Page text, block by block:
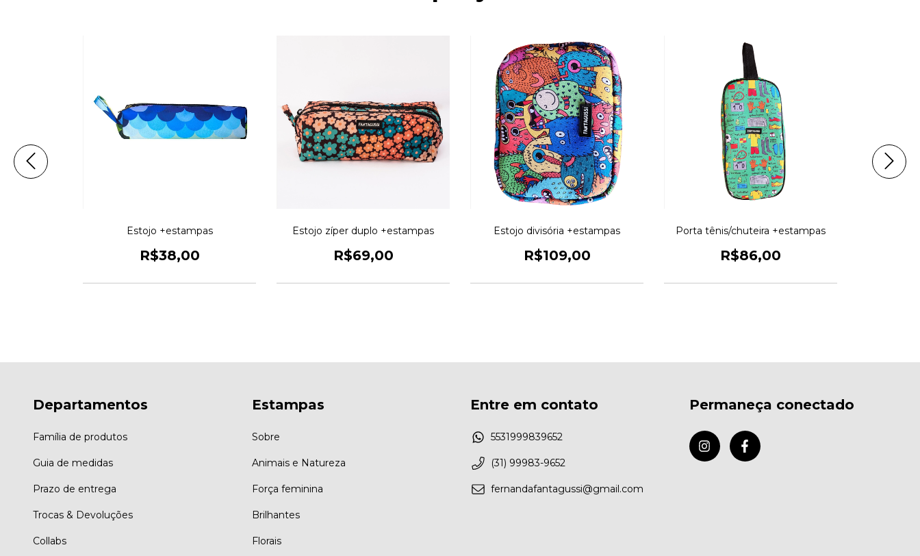
Estojo +estampas
R$38,00
Estojo zíper duplo +estampas
R$69,00
Estojo divisória +estampas
R$109,00
Porta tênis/chuteira +estampas
R$86,00
Departamentos
Família de produtos
Guia de medidas
Prazo de entrega
Trocas & Devoluções
Collabs
Estampas
Sobre
Animais e Natureza
Força feminina
Brilhantes
Florais
Entre em contato
5531999839652
(31) 99983-9652
fernandafantagussi@gmail.com
Permaneça conectado